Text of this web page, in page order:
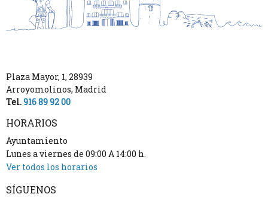
Plaza Mayor, 1, 28939
Arroyomolinos, Madrid
Tel.916 89 92 00
HORARIOS
Ayuntamiento
Lunes a viernes de 09:00 A 14:00 h.
Ver todos los horarios
SÍGUENOS